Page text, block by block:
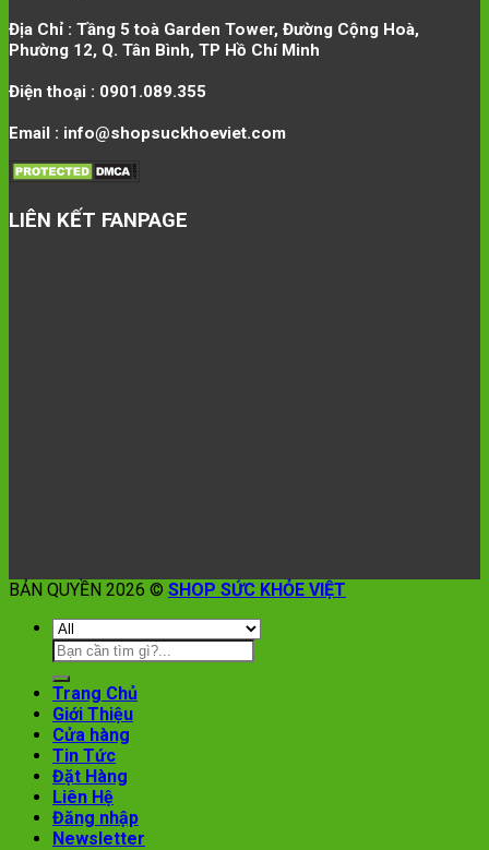
Địa Chỉ : Tầng 5 toà Garden Tower, Đường Cộng Hoà,
Phường 12, Q. Tân Bình, TP Hồ Chí Minh
Điện thoại : 0901.089.355
Email : info@shopsuckhoeviet.com
LIÊN KẾT FANPAGE
BẢN QUYỀN 2026 © SHOP SỨC KHỎE VIỆT
Trang Chủ
Giới Thiệu
Cửa hàng
Tin Tức
Đặt Hàng
Liên Hệ
Đăng nhập
Newsletter